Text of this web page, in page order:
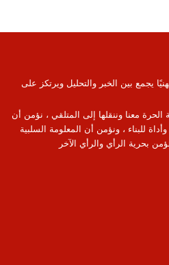
يجمع بين الخبر والتحليل ويرتكز على
معنا وننقلها إلى المتلقي ، نؤمن أن
للبناء ، ونؤمن أن المعلومة السلبية
بحرية الرأي والرأي الآخر